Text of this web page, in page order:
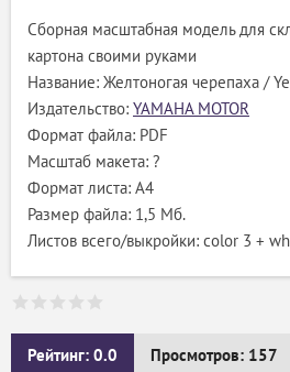
Сборная масштабная модель для
картона своими руками
Название: Желтоногая черепаха /
Издательство: YAMAHA MOTOR
Формат файла: PDF
Масштаб макета: ?
Формат листа: А4
Размер файла: 1,5 Мб.
Листов всего/выкройки: color 3 +
Рейтинг: 0.0 Просмотров: 157